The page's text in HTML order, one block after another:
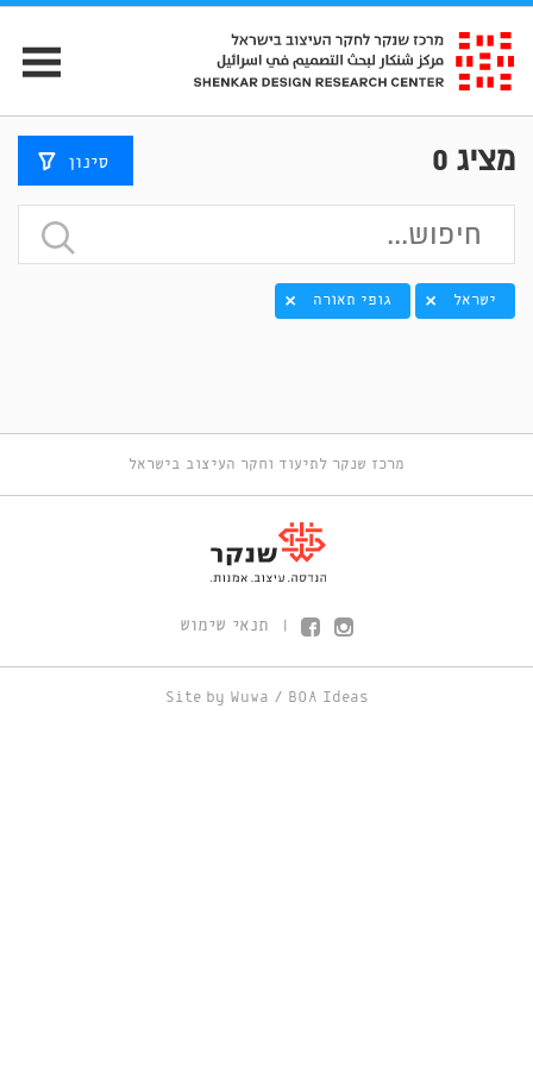
מציג 0 סינון
ישראל גופי תאורה
מרכז שנקר לתיעוד וחקר העיצוב בישראל
תנאי שימוש
Site by Wuwa / BOA Ideas